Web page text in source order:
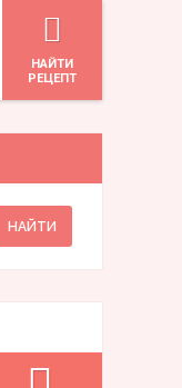
HАЙТИ
РЕЦЕПТ